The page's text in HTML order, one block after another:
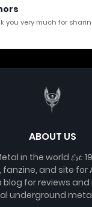
you very much for
ABOUT US
in the world 𝓔𝓼𝓽.
and site for
blog for reviews
underground